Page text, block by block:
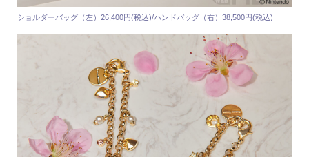
ショルダーバッグ（左）26,400円(税込)/ハンドバッグ（右）38,500円(税込)